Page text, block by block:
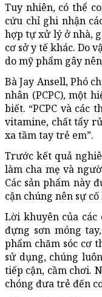
Tuy nhiên, có thể
cứu chỉ ghi nhận
hợp tự xử lý ở nhà,
cơ sở y tế khác. Do
do mỹ phẩm gây
Bà Jay Ansell, Phó
nhân (PCPC), một
biết. “PCPC và các
vitamine, chất tẩy
xa tầm tay trẻ em”.
Trước kết quả
làm cha mẹ và
Các sản phẩm này
cận chúng nên sự
Lời khuyên của
đựng sơn móng
phẩm chăm sóc cơ
sử dụng, chúng
tiếp cận, cầm chơi.
chóng đưa trẻ đến